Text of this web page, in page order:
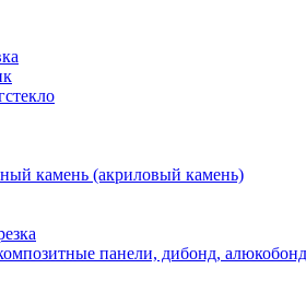
камень (акриловый камень)
панели, дибонд,